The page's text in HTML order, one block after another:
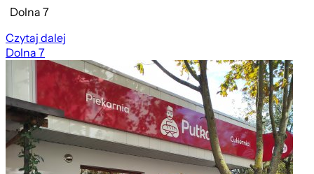
Dolna 7
Czytaj dalej
Dolna 7